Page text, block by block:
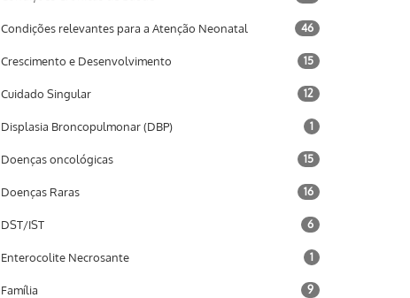
Condições relevantes para a Atenção Neonatal 46
Crescimento e Desenvolvimento 15
Cuidado Singular 12
Displasia Broncopulmonar (DBP) 1
Doenças oncológicas 15
Doenças Raras 16
DST/IST 6
Enterocolite Necrosante 1
Família 9